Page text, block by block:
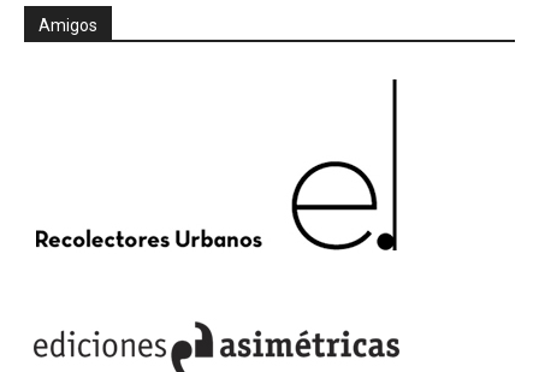
Amigos